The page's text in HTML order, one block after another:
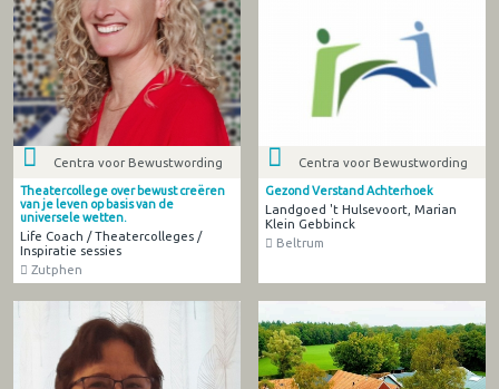
Centra voor Bewustwording
Theatercollege over bewust creëren
van je leven op basis van de
universele wetten.
Life Coach / Theatercolleges /
Inspiratie sessies
Zutphen
Centra voor Bewustwording
Gezond Verstand Achterhoek
Landgoed 't Hulsevoort, Marian
Klein Gebbinck
Beltrum